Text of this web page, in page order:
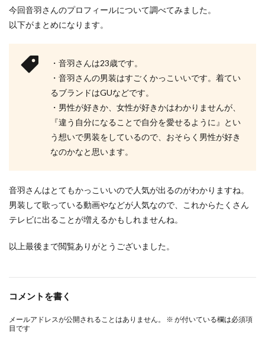
今回音羽さんのプロフィールについて調べてみました。
以下がまとめになります。
・音羽さんは23歳です。
・音羽さんの男装はすごくかっこいいです。着てい
るブランドはGUなどです。
・男性が好きか、女性が好きかはわかりませんが、
『違う自分になることで自分を愛せるように』とい
う想いで男装をしているので、おそらく男性が好き
なのかなと思います。
音羽さんはとてもかっこいいので人気が出るのがわかりますね。
男装して歌っている動画やなどが人気なので、これからたくさん
テレビに出ることが増えるかもしれませんね。
以上最後まで閲覧ありがとうございました。
コメントを書く
メールアドレスが公開されることはありません。 ※ が付いている欄は必須項
目です